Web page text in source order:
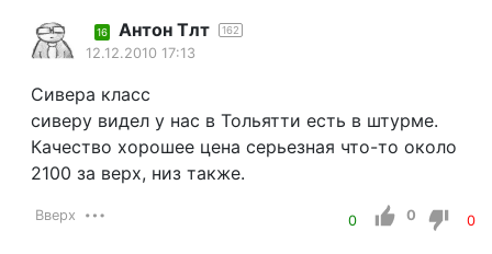
16 Антон Тлт 162
12.12.2010 17:13
Сивера класс
сиверу видел у нас в Тольятти есть в штурме.
Качество хорошее цена серьезная что-то около
2100 за верх, низ также.
Вверх 0 0 0